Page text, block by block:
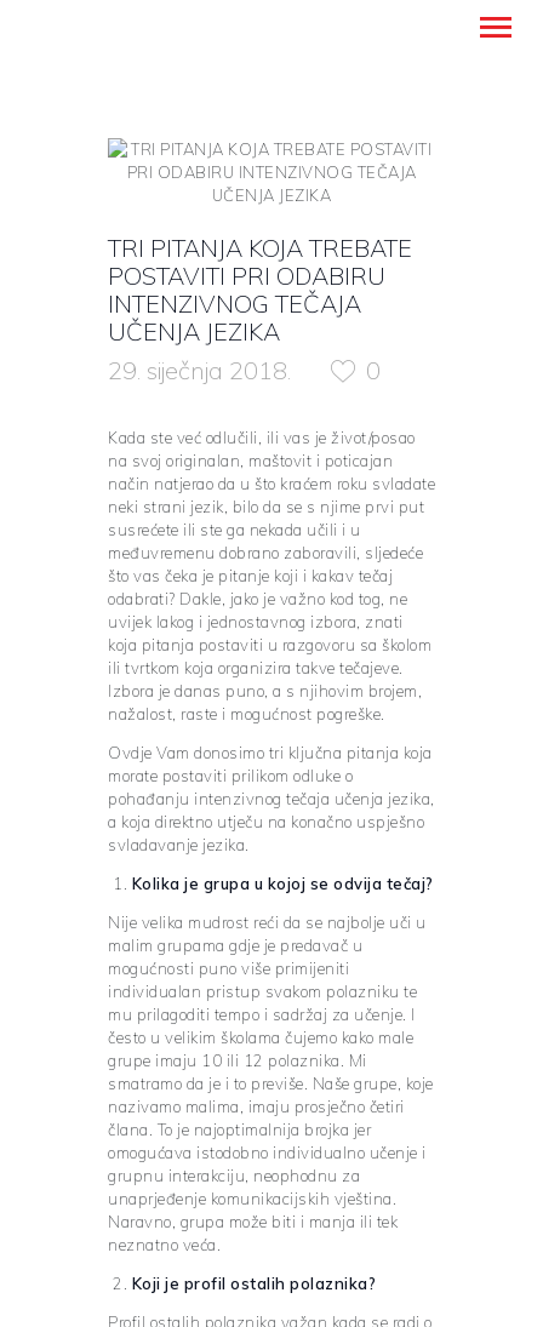
NASLOVNICA
PREVODITELJSKE USLUGE
UČENJE STRANIH JEZIKA
O NAMA
BLOG
KONTAKT
TRI PITANJA KOJA TREBATE
POSTAVITI PRI ODABIRU
INTENZIVNOG TEČAJA
UČENJA JEZIKA
29. siječnja 2018.
0
Kada ste već odlučili, ili vas je život/posao
na svoj originalan, maštovit i poticajan
način natjerao da u što kraćem roku svladate
neki strani jezik, bilo da se s njime prvi put
susrećete ili ste ga nekada učili i u
međuvremenu dobrano zaboravili, sljedeće
što vas čeka je pitanje koji i kakav tečaj
odabrati? Dakle, jako je važno kod tog, ne
uvijek lakog i jednostavnog izbora, znati
koja pitanja postaviti u razgovoru sa školom
ili tvrtkom koja organizira takve tečajeve.
Izbora je danas puno, a s njihovim brojem,
nažalost, raste i mogućnost pogreške.
Ovdje Vam donosimo tri ključna pitanja koja
morate postaviti prilikom odluke o
pohađanju intenzivnog tečaja učenja jezika,
a koja direktno utječu na konačno uspješno
svladavanje jezika.
Kolika je grupa u kojoj se odvija tečaj?
Nije velika mudrost reći da se najbolje uči u
malim grupama gdje je predavač u
mogućnosti puno više primijeniti
individualan pristup svakom polazniku te
mu prilagoditi tempo i sadržaj za učenje. I
često u velikim školama čujemo kako male
grupe imaju 10 ili 12 polaznika. Mi
smatramo da je i to previše. Naše grupe, koje
nazivamo malima, imaju prosječno četiri
člana. To je najoptimalnija brojka jer
omogućava istodobno individualno učenje i
grupnu interakciju, neophodnu za
unaprjeđenje komunikacijskih vještina.
Naravno, grupa može biti i manja ili tek
neznatno veća.
Koji je profil ostalih polaznika?
Profil ostalih polaznika važan kada se radi o